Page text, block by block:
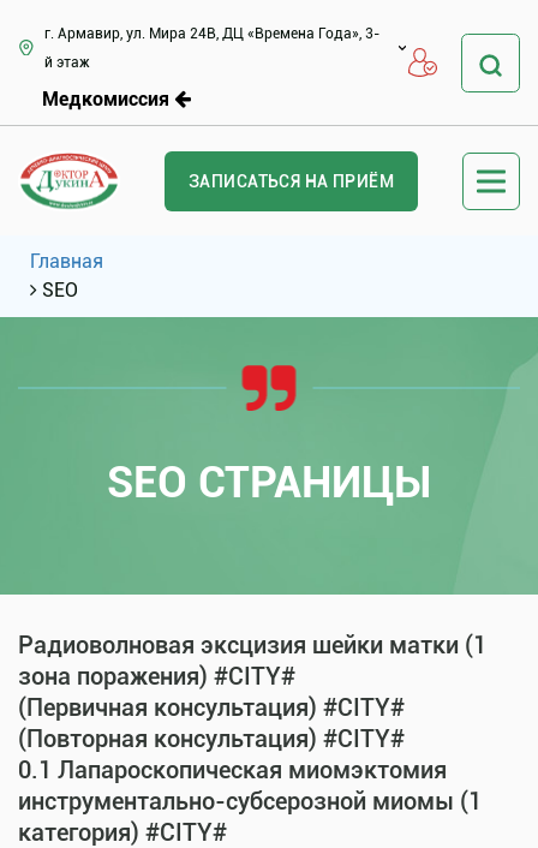
г. Армавир, ул. Мира 24В, ДЦ «Времена Года», 3-
й этаж
Медкомиссия
ЗАПИСАТЬСЯ НА ПРИЁМ
Главная
SEO
SEO СТРАНИЦЫ
Радиоволновая эксцизия шейки матки (1
зона поражения) #CITY#
(Первичная консультация) #CITY#
(Повторная консультация) #CITY#
0.1 Лапароскопическая миомэктомия
инструментально-субсерозной миомы (1
категория) #CITY#